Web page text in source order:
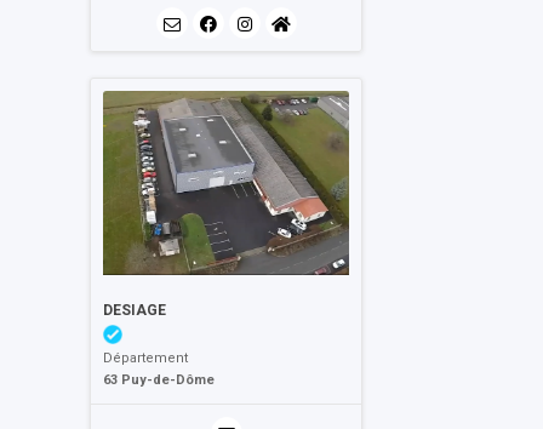
DESIAGE
Département
63 Puy-de-Dôme